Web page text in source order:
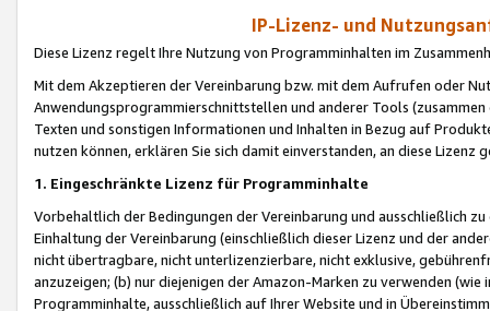
IP-Lizenz- und
Diese Lizenz regelt Ihre Nutzung von Programminhalten im
Mit dem Akzeptieren der Vereinbarung bzw. mit dem Aufrufen oder
Anwendungsprogrammierschnittstellen und anderer Tools (zusammen
Texten und sonstigen Informationen und Inhalten in Bezug auf
nutzen können, erklären Sie sich damit einverstanden, an diese Lizenz
1. Eingeschränkte Lizenz für Programminhalte
Vorbehaltlich der Bedingungen der Vereinbarung und ausschließlich
Einhaltung der Vereinbarung (einschließlich dieser Lizenz und der
nicht übertragbare, nicht unterlizenzierbare, nicht exklusive,
anzuzeigen; (b) nur diejenigen der Amazon-Marken zu verwenden
Programminhalte, ausschließlich auf Ihrer Website und in